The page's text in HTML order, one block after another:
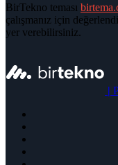
BirTekno teması
çalışmanız için
yer verebilirsiniz.
|